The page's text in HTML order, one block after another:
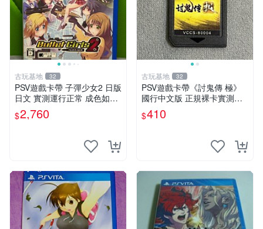
古玩基地 32
PSV遊戲卡帶 子彈少女2 日版
日文 實測運行正常 成色如圖
售時不退 子彈少女 PSV 游戲
$2,760
古玩基地 32
PSV遊戲卡帶《討鬼傳 極》
國行中文版 正規裸卡實測無
誤 索尼官方認證 減價促銷 訂
購越早越劃算 討鬼傳 極 PSV
$410